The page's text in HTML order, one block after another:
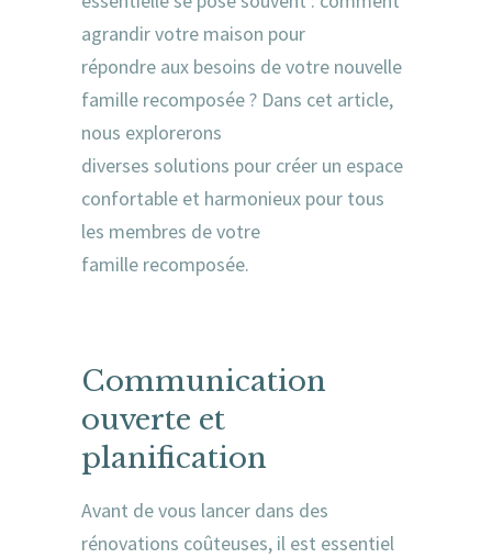
agrandir votre maison pour
répondre aux besoins de votre nouvelle
famille recomposée ? Dans cet article,
nous explorerons
diverses solutions pour créer un espace
confortable et harmonieux pour tous
les membres de votre
famille recomposée.
Communication
ouverte et
planification
Avant de vous lancer dans des
rénovations coûteuses, il est essentiel